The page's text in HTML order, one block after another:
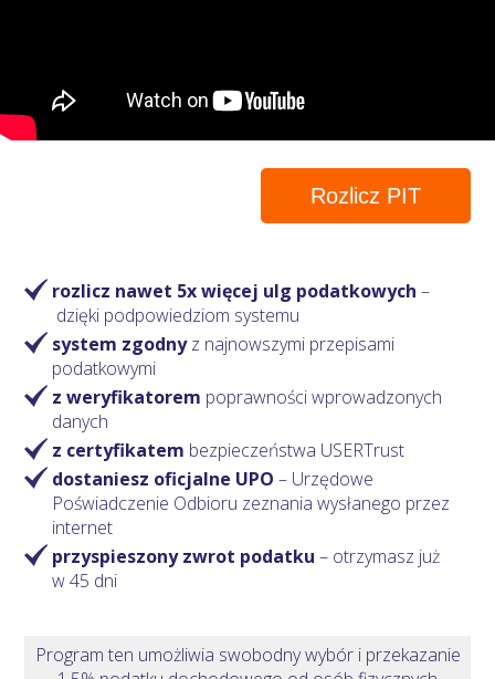
Rozlicz PIT
rozlicz nawet 5x więcej ulg podatkowych–
dzięki podpowiedziom systemu
system zgodnyz najnowszymi przepisami
podatkowymi
z weryfikatorem poprawności wprowadzonych
danych
z certyfikatem bezpieczeństwa USERTrust
dostaniesz oficjalne UPO – Urzędowe
Poświadczenie Odbioru zeznania wysłanego przez
internet
przyspieszony zwrot podatku – otrzymasz już
w 45 dni
Program ten umożliwia swobodny wybór i przekazanie